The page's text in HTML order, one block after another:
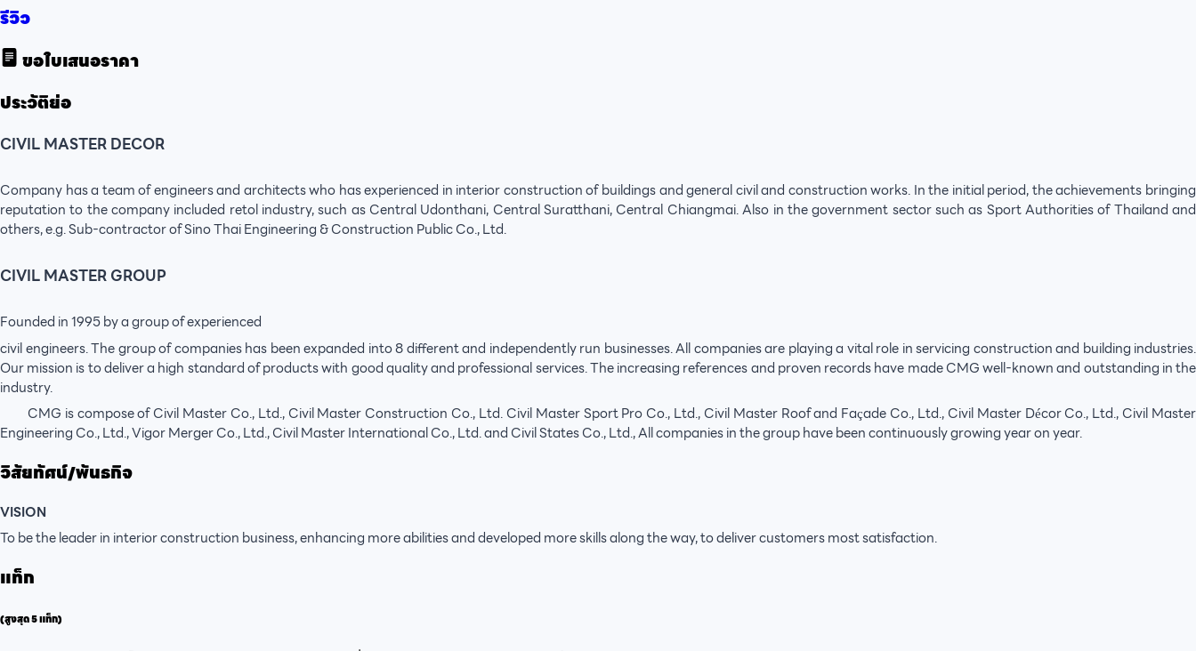
รีวิว
ขอใบเสนอราคา
ประวัติย่อ
CIVIL MASTER DECOR
Company has a team of engineers and architects who has experienced in interior construction of buildings and general civil and construction works. In the initial period, the achievements bringing
reputation to the company included retol industry, such as Central Udonthani, Central Suratthani, Central Chiangmai. Also in the government sector such as Sport Authorities of Thailand and
others, e.g. Sub-contractor of Sino Thai Engineering & Construction Public Co., Ltd.
CIVIL MASTER GROUP
Founded in 1995 by a group of experienced
civil engineers. The group of companies has been expanded into 8 different and independently run businesses. All companies are playing a vital role in servicing construction and building industries.
Our mission is to deliver a high standard of products with good quality and professional services. The increasing references and proven records have made CMG well-known and outstanding in the
industry.
CMG is compose of Civil Master Co., Ltd., Civil Master Construction Co., Ltd. Civil Master Sport Pro Co., Ltd., Civil Master Roof and Façade Co., Ltd., Civil Master Décor Co., Ltd., Civil Master
Engineering Co., Ltd., Vigor Merger Co., Ltd., Civil Master International Co., Ltd. and Civil States Co., Ltd., All companies in the group have been continuously growing year on year.
วิสัยทัศน์/พันธกิจ
VISION
To be the leader in interior construction business, enhancing more abilities and developed more skills along the way, to deliver customers most satisfaction.
แท็ก
(สูงสุด 5 แท็ก)